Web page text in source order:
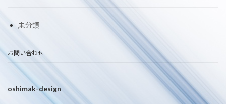
未分類
お問い合わせ
oshimak-design